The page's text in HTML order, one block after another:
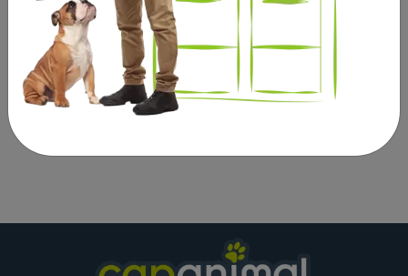
Calmant de Beaphar. Cette boîte ne contient pas de
diffuseur il doit être acheté séparément.
Composition : Extraits naturels de Valériane et de
Lavandin.